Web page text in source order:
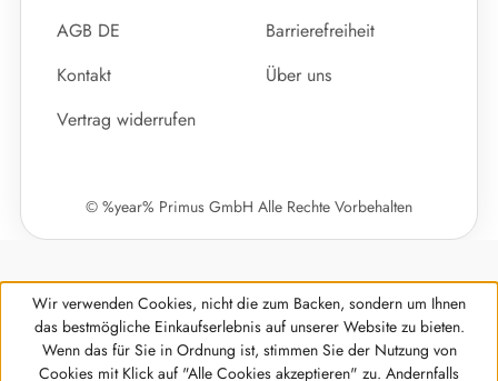
AGB DE
Barrierefreiheit
Kontakt
Über uns
Vertrag widerrufen
© %year% Primus GmbH Alle Rechte Vorbehalten
Wir verwenden Cookies, nicht die zum Backen, sondern um Ihnen
das bestmögliche Einkaufserlebnis auf unserer Website zu bieten.
Wenn das für Sie in Ordnung ist, stimmen Sie der Nutzung von
Cookies mit Klick auf "Alle Cookies akzeptieren" zu. Andernfalls